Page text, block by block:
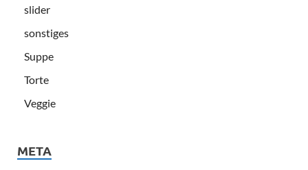
slider
sonstiges
Suppe
Torte
Veggie
META